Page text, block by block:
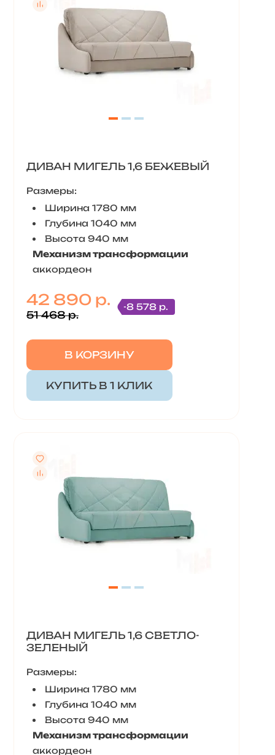
ДИВАН МИГЕЛЬ 1,6 БЕЖЕВЫЙ
Размеры:
Ширина 1780 мм
Глубина 1040 мм
Высота 940 мм
Механизм трансформации
аккордеон
42 890 р.
51 468 р.
-8 578 р.
В КОРЗИНУ
КУПИТЬ В 1 КЛИК
ДИВАН МИГЕЛЬ 1,6 СВЕТЛО-
ЗЕЛЕНЫЙ
Размеры:
Ширина 1780 мм
Глубина 1040 мм
Высота 940 мм
Механизм трансформации
аккордеон